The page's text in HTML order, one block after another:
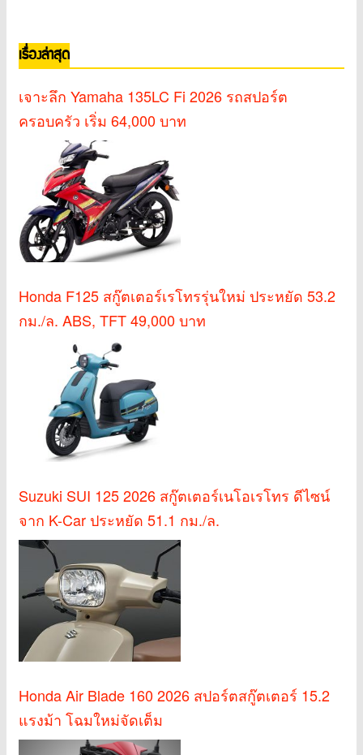
เรื่องล่าสุด
เจาะลึก Yamaha 135LC Fi 2026 รถสปอร์ต
ครอบครัว เริ่ม 64,000 บาท
Honda F125 สกู๊ตเตอร์เรโทรรุ่นใหม่ ประหยัด 53.2
กม./ล. ABS, TFT 49,000 บาท
Suzuki SUI 125 2026 สกู๊ตเตอร์เนโอเรโทร ดีไซน์
จาก K-Car ประหยัด 51.1 กม./ล.
Honda Air Blade 160 2026 สปอร์ตสกู๊ตเตอร์ 15.2
แรงม้า โฉมใหม่จัดเต็ม